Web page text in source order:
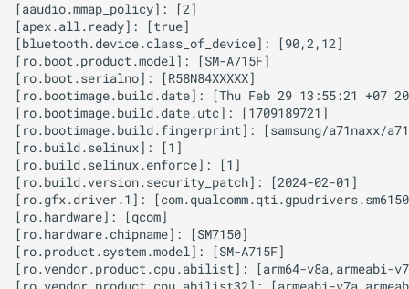
[aaudio.mmap_policy]: [2]
[apex.all.ready]: [true]
[bluetooth.device.class_of_device]: [90,2,12]
[ro.boot.product.model]: [SM-A715F]
[ro.boot.serialno]: [R58N84XXXXX]
[ro.bootimage.build.date]: [Thu Feb 29 13:55:21 +07
[ro.bootimage.build.date.utc]: [1709189721]
[ro.bootimage.build.fingerprint]: [samsung/a71naxx/
[ro.build.selinux]: [1]
[ro.build.selinux.enforce]: [1]
[ro.build.version.security_patch]: [2024-02-01]
[ro.gfx.driver.1]:
[ro.hardware]: [qcom]
[ro.hardware.chipname]: [SM7150]
[ro.product.system.model]: [SM-A715F]
[ro.vendor.product.cpu.abilist]: [arm64-v8a,armeabi-